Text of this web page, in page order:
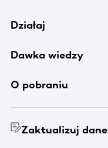
Działaj
Dawka wiedzy
O pobraniu
Zaktualizuj dane